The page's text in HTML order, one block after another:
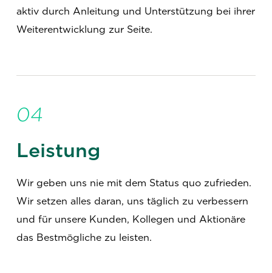
aktiv durch Anleitung und Unterstützung bei ihrer
Weiterentwicklung zur Seite.
04
Leistung
Wir geben uns nie mit dem Status quo zufrieden.
Wir setzen alles daran, uns täglich zu verbessern
und für unsere Kunden, Kollegen und Aktionäre
das Bestmögliche zu leisten.